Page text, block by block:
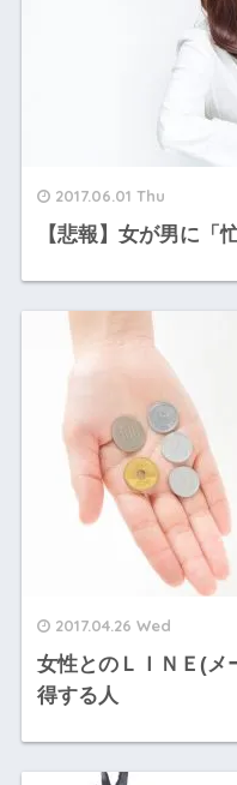
2017.06.01 Thu
【悲報】女が男に「
2017.04.26 Wed
女性とのＬＩＮＥ(メ
得する人